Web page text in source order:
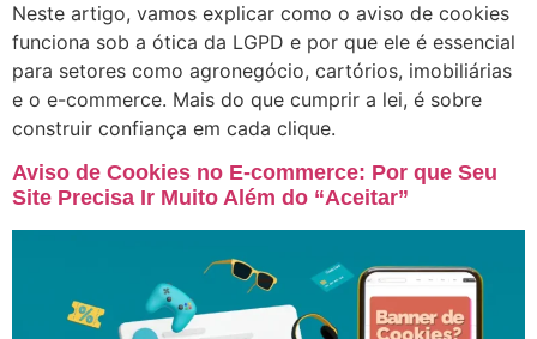
Neste artigo, vamos explicar como o aviso de cookies
funciona sob a ótica da LGPD e por que ele é essencial
para setores como agronegócio, cartórios, imobiliárias
e o e-commerce. Mais do que cumprir a lei, é sobre
construir confiança em cada clique.
Aviso de Cookies no E-commerce: Por que Seu
Site Precisa Ir Muito Além do “Aceitar”